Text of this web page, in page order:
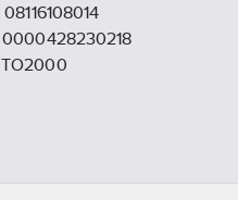
08116108014
0000428230218
TO2000